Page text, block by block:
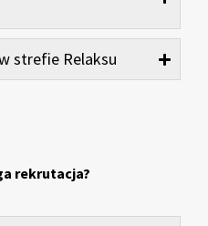
strefie Relaksu
rekrutacja?